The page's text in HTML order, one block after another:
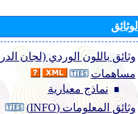
الوثائق
وثائق باللون الوردي (لجان
مساهمات
نماذج معيارية
وثائق المعلومات (INFO)